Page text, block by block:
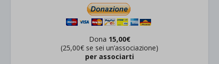
Dona 15,00€
(25,00€ se sei un’associazione)
per associarti